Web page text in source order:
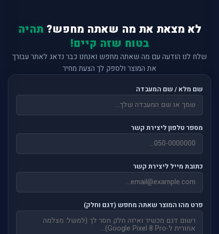
לא מצאת את מה שאתה מחפש? תהיה
בטוח שזה קיים!
שלח לנו הודעה עם מה שאתה מחפש ואנחנו כבר נדאג לאתר עבורך
את המוצר ולספק לך הצעת מחיר
שם מלא / שם המעבדה
מספר טלפון ליצירת קשר
כתובת מייל ליצירת קשר
פרט מהו המוצר שאתה מחפש (דגם וחלק)